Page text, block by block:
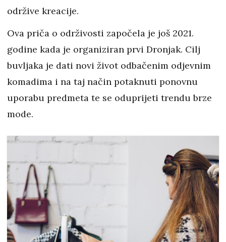
održive kreacije.
Ova priča o održivosti započela je još 2021.
godine kada je organiziran prvi Dronjak. Cilj
buvljaka je dati novi život odbačenim odjevnim
komadima i na taj način potaknuti ponovnu
uporabu predmeta te se oduprijeti trendu brze
mode.